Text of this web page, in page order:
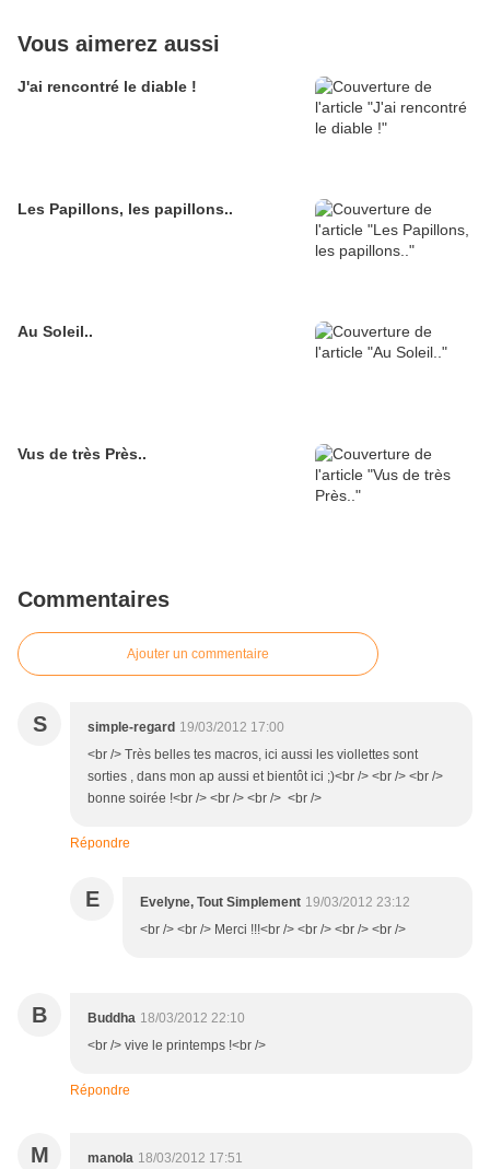
Vous aimerez aussi
J'ai rencontré le diable !
Les Papillons, les papillons..
Au Soleil..
Vus de très Près..
Commentaires
Ajouter un commentaire
S simple-regard 19/03/2012 17:00
<br /> Très belles tes macros, ici aussi les viollettes sont
sorties , dans mon ap aussi et bientôt ici ;)<br /> <br /> <br />
bonne soirée !<br /> <br /> <br /> <br />
Répondre
E Evelyne, Tout Simplement 19/03/2012 23:12
<br /> <br /> Merci !!!<br /> <br /> <br /> <br />
B Buddha 18/03/2012 22:10
<br /> vive le printemps !<br />
Répondre
M manola 18/03/2012 17:51